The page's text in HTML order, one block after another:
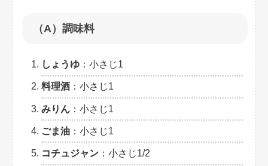
（A）調味料
しょうゆ ：小さじ1
料理酒 ：小さじ1
みりん ：小さじ1
ごま油 ：小さじ1
コチュジャン ：小さじ1/2